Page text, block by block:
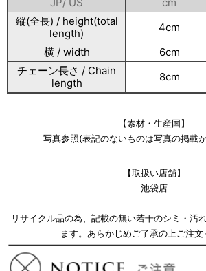
縦(全長) / height(total
length)
4cm
横 / width
6cm
チェーン長さ / Chain
length
8cm
【素材・生産国】
写真参照(表記のないものは写真の掲載
【取扱い店舗】
池袋店
リサイクル品の為、記載の無い若干のシミ・汚
ます。あらかじめご了承の上ご注文